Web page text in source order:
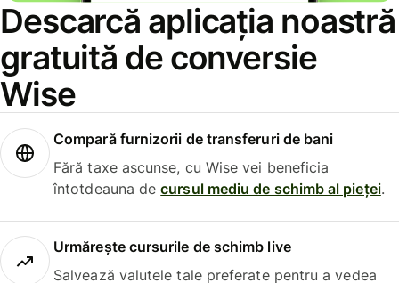
Descarcă aplicația noastră
gratuită de conversie
Wise
Compară furnizorii de transferuri de bani
Fără taxe ascunse, cu Wise vei beneficia
întotdeauna decursul mediu de schimb al pieței.
Urmărește cursurile de schimb live
Salvează valutele tale preferate pentru a vedea